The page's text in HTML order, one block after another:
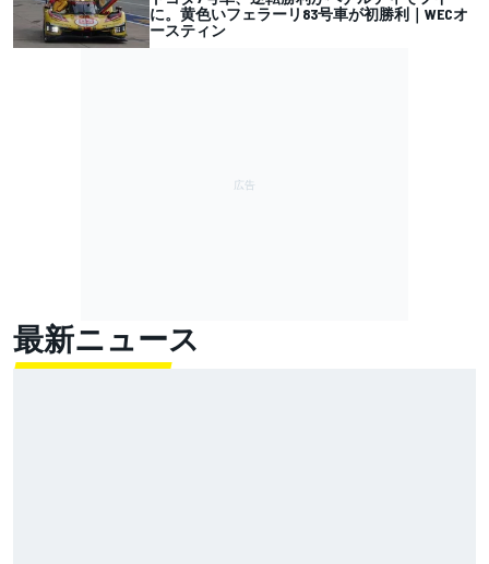
に。黄色いフェラーリ83号車が初勝利｜WECオ
ースティン
最新ニュース